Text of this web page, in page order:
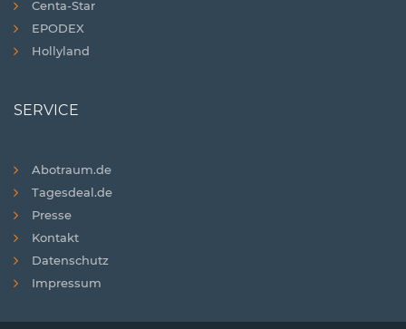
Centa-Star
EPODEX
Hollyland
SERVICE
Abotraum.de
Tagesdeal.de
Presse
Kontakt
Datenschutz
Impressum